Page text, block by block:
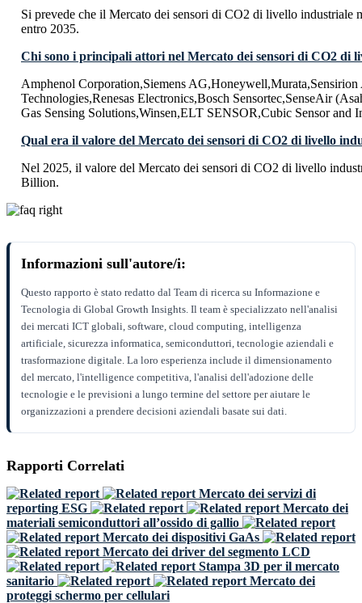
Si prevede che il Mercato dei sensori di CO2 di livello industriale
entro 2035.
Chi sono i principali attori nel Mercato dei sensori di CO2 di
Amphenol Corporation,Siemens
Technologies,Renesas Electronics,Bosch Sensortec,SenseAir
Gas Sensing Solutions,Winsen,ELT SENSOR,Cubic Sensor and
Qual era il valore del Mercato dei sensori di CO2 di livello
Nel 2025, il valore del Mercato dei sensori di CO2 di livello
Billion.
Informazioni sull'autore/i:
Questo rapporto è stato redatto dal Team di ricerca su Informazione e
Tecnologia di Global Growth Insights. Il team è specializzato nell'analisi
dei mercati ICT globali, software, cloud computing, intelligenza
artificiale, sicurezza informatica, semiconduttori, tecnologie aziendali e
trasformazione digitale. La loro esperienza include il dimensionamento
del mercato, l'intelligence competitiva, l'analisi dell'adozione delle
tecnologie e le previsioni a lungo termine del settore per aiutare le
organizzazioni a prendere decisioni aziendali basate sui dati.
Rapporti Correlati
Mercato dei servizi di
reporting ESG
Mercato dei
materiali semiconduttori all’ossido di gallio
Mercato dei dispositivi GaAs
Mercato dei driver del segmento LCD
Stampa 3D per il mercato
sanitario
Mercato dei
proteggi schermo per cellulari